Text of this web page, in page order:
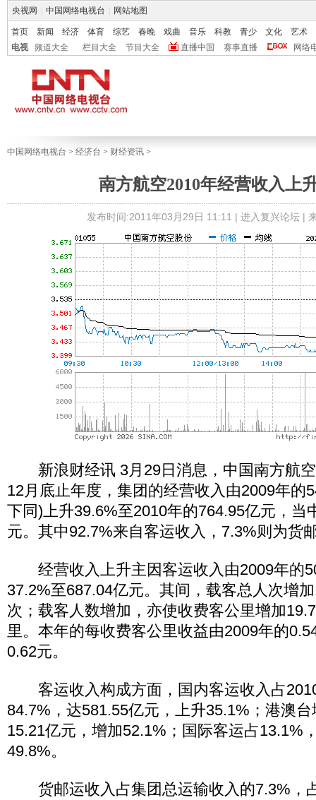
央视网 中国网络电视台 网站地图
首页 新闻 经济 体育 综艺 春晚 戏曲 音乐 科教 青少 文化
艺术
电视
频道大全 栏目大全 节目大全 直播中国 赛事直播 网络
中国网络电视台 > 经济台 > 财经资讯 >
南方航空2010年经营收入上
发布时间:2011年03月29日 11:11 | 进入复兴论坛|
新浪财经讯 3月29日消息，中国南方航空
12月底止年度，集团的经营收入由2009年的
下同)上升39.6%至2010年的764.95亿元，当
元。其中92.7%来自客运收入，7.3%则为货
经营收入上升主因客运收入由2009年的
37.2%至687.04亿元。其间，载客总人次增
次；载客人数增加，亦使收费客公里增加
里。本年的每收费客公里收益由2009年的
0.62元。
客运收入构成方面，国内客运收入占
84.7%，达581.55亿元，上升35.1%；港澳
15.21亿元，增加52.1%；国际客运占13.1%
49.8%。
货邮运收入占集团总运输收入的7.3%，